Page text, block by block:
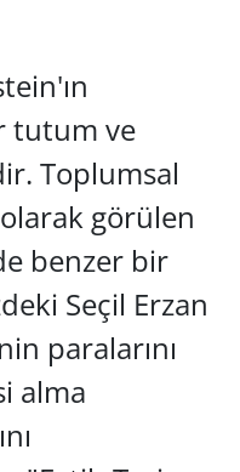
tutum ve
Toplumsal
görülen
benzer bir
Seçil Erzan
paralarını
alma